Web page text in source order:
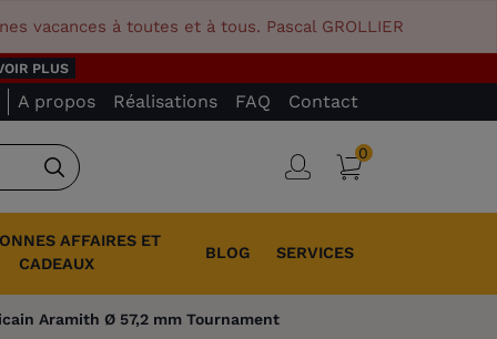
vacances à toutes et à tous. Pascal GROLLIER
PLUS
A propos Réalisations FAQ Contact
Rechercher
Connexion
Panier
0
AFFAIRES ET
CADEAUX
BLOG SERVICES
Aramith Ø 57,2 mm Tournament